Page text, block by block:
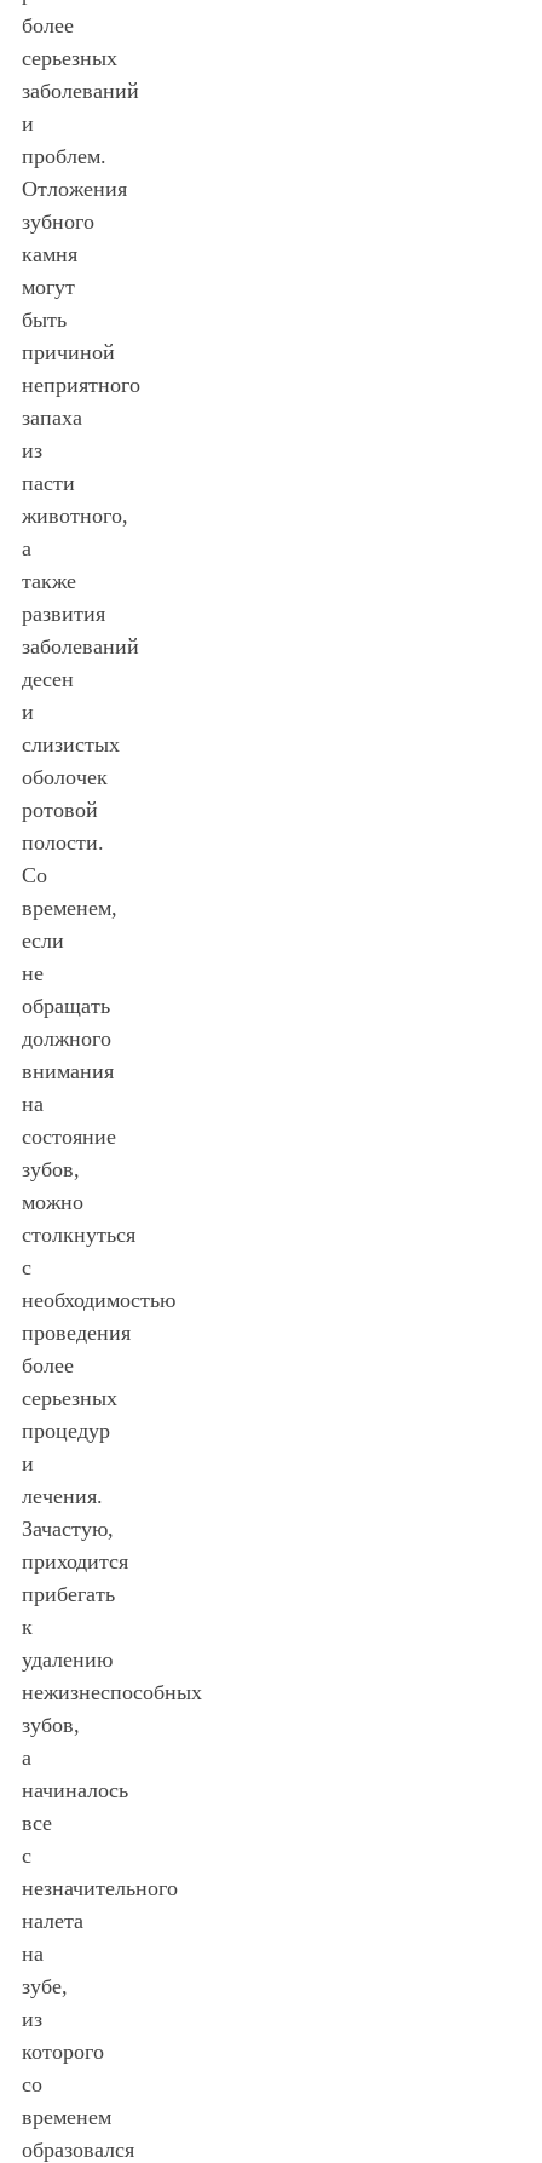
более
серьезных
заболеваний
и
проблем.
Отложения
зубного
камня
могут
быть
причиной
неприятного
запаха
из
пасти
животного,
а
также
развития
заболеваний
десен
и
слизистых
оболочек
ротовой
полости.
Со
временем,
если
не
обращать
должного
внимания
на
состояние
зубов,
можно
столкнуться
с
необходимостью
проведения
более
серьезных
процедур
и
лечения.
Зачастую,
приходится
прибегать
к
удалению
нежизнеспособных
зубов,
а
начиналось
все
с
незначительного
налета
на
зубе,
из
которого
со
временем
образовался